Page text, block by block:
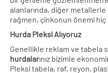
alanlarında, diğer metallerle
rağmen, çinkonun önemi hiç
Hurda Pleksi Alıyoruz
Genellikle reklam ve tabela
hurdalarınız bizimle
Pleksi tabela, raf, reyon,